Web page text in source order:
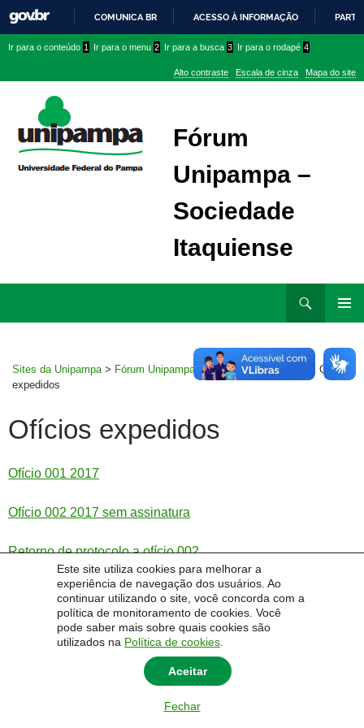
Este site utiliza cookies para melhorar a
experiência de navegação dos usuários. Ao
continuar utilizando o site, você concorda com a
política de monitoramento de cookies. Você
pode saber mais sobre quais cookies são
utilizados na Política de cookies
Aceitar
Fechar
PARA
CONTEÚDO
COMUNICA BR ACESSO À INFORMAÇÃO
conteúdo
menu
superior
menu
Ir para o conteúdo 1 Ir para o menu 2 Ir para a busca 3 Ir para o rodapé 4
Alto contraste Escala de cinza Mapa do site
Fórum
Unipampa –
Sociedade
Itaquiense
Sites da Unipampa > Fórum Unipampa - Sociedade Itaquiense
Ofícios
expedidos
Ofícios expedidos
Ofício 001 2017
Ofício 002 2017 sem assinatura
Retorno de protocolo a ofício 002
© 2014 Universidade Federal do Pampa - UNIPAMPA